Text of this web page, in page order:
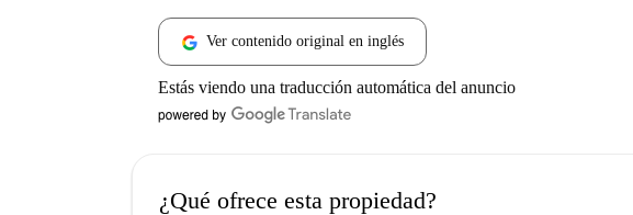
Ver contenido original en inglés
Estás viendo una traducción automática del anuncio
¿Qué ofrece esta propiedad?